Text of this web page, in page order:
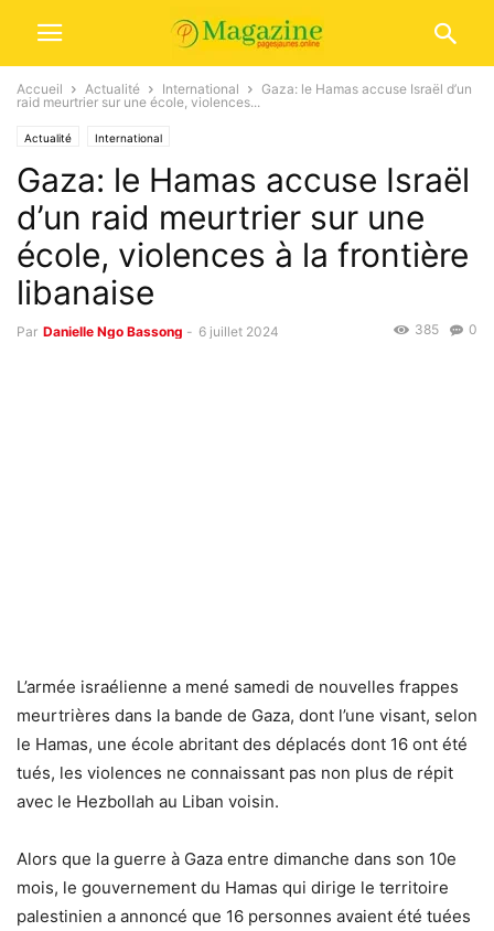
Accueil Actualité International
Gaza: le Hamas accuse Israël d’un
raid meurtrier sur une école, violences...
Actualité International
Gaza: le Hamas accuse Israël
d’un raid meurtrier sur une
école, violences à la frontière
libanaise
Par Danielle Ngo Bassong - 6 juillet 2024 0
385
L’armée israélienne a mené samedi de nouvelles frappes
meurtrières dans la bande de Gaza, dont l’une visant, selon
le Hamas, une école abritant des déplacés dont 16 ont été
tués, les violences ne connaissant pas non plus de répit
avec le Hezbollah au Liban voisin.
Alors que la guerre à Gaza entre dimanche dans son 10e
mois, le gouvernement du Hamas qui dirige le territoire
palestinien a annoncé que 16 personnes avaient été tuées